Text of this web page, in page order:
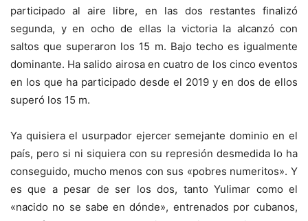
participado al aire libre, en las dos restantes finalizó
segunda, y en ocho de ellas la victoria la alcanzó con
saltos que superaron los 15 m. Bajo techo es igualmente
dominante. Ha salido airosa en cuatro de los cinco eventos
en los que ha participado desde el 2019 y en dos de ellos
superó los 15 m.
Ya quisiera el usurpador ejercer semejante dominio en el
país, pero si ni siquiera con su represión desmedida lo ha
conseguido, mucho menos con sus «pobres numeritos». Y
es que a pesar de ser los dos, tanto Yulimar como el
«nacido no se sabe en dónde», entrenados por cubanos,